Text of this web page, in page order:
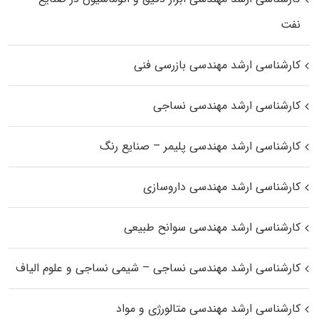
نفت
کارشناسی ارشد مهندسی بازرسی فنی
کارشناسی ارشد مهندسی نساجی
کارشناسی ارشد مهندسی پلیمر – صنایع رنگ
کارشناسی ارشد مهندسی داروسازی
کارشناسی ارشد مهندسی سوانح طبیعی
کارشناسی ارشد مهندسی نساجی – شیمی نساجی و علوم الیاف
کارشناسی ارشد مهندسی متالورژی و مواد